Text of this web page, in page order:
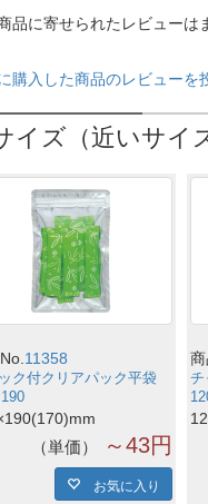
品に寄せられたレビューは
購入した商品のレビューを
イズ（近いサイ
11358
ク付クリアパック平袋
単価 ～43円
お気に入り
商
チ